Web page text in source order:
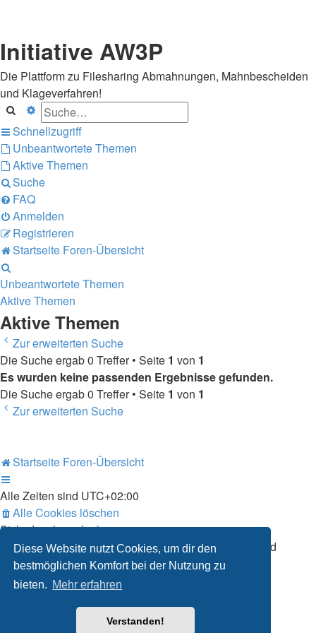
Diese Website nutzt Cookies, um dir den
bestmöglichen Komfort bei der Nutzung zu
bieten. Mehr erfahren
Verstanden!
Initiative AW3P
Die Plattform zu Filesharing Abmahnungen, Mahnbescheiden
und Klageverfahren!
Suche Erweiterte Suche
Schnellzugriff
Unbeantwortete Themen
Aktive Themen
Suche
FAQ
Anmelden
Registrieren
Startseite Foren-Übersicht
Unbeantwortete Themen
Aktive Themen
Aktive Themen
Zur erweiterten Suche
Die Suche ergab 0 Treffer • Seite 1 von 1
Es wurden keine passenden Ergebnisse gefunden.
Die Suche ergab 0 Treffer • Seite 1 von 1
Zur erweiterten Suche
Startseite Foren-Übersicht
Alle Zeiten sind UTC+02:00
Alle Cookies löschen
Style developer byforum,
Powered byphpBB® Forum Software © phpBB Limited
Deutsche Übersetzung durch phpBB.de
Datenschutz|Nutzungsbedingungen